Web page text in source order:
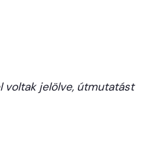
voltak jelölve, útmutatást